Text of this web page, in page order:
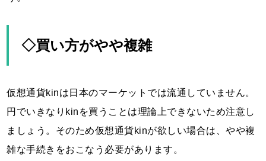
◇買い方がやや複雑
仮想通貨kinは日本のマーケットでは流通していません。
円でいきなりkinを買うことは理論上できないため注意し
ましょう。そのため仮想通貨kinが欲しい場合は、やや複
雑な手続きをおこなう必要があります。